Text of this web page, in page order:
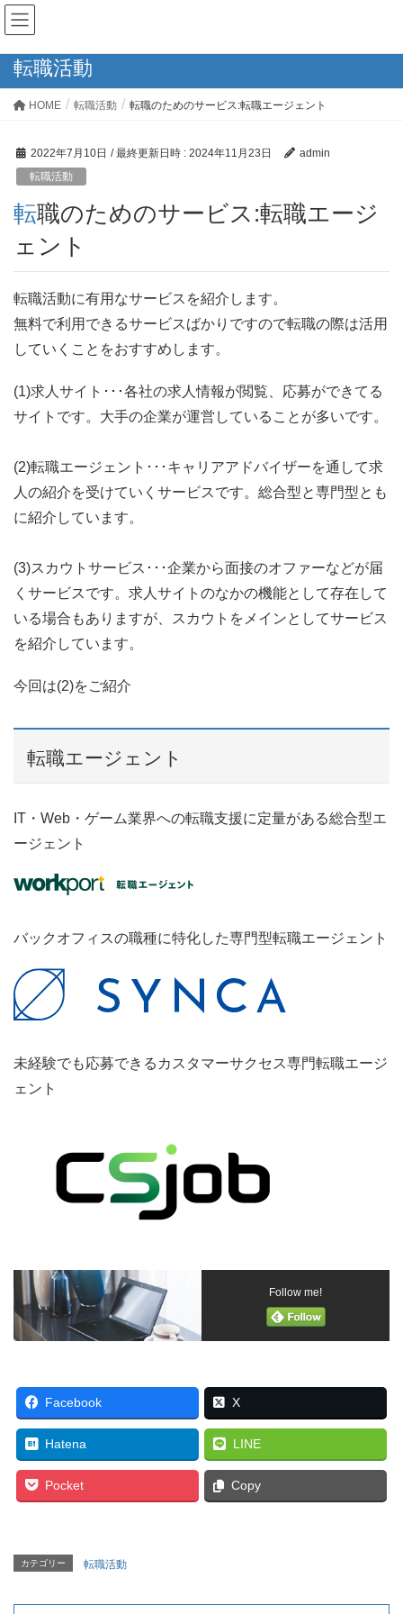
転職活動
HOME 転職活動 転職のためのサービス:転職エージェント
2022年7月10日 / 最終更新日時 : 2024年11月23日
admin
転職活動
転職のためのサービス:転職エージ
ェント
転職活動に有用なサービスを紹介します。
無料で利用できるサービスばかりですので転職の際は活用
していくことをおすすめします。
(1)求人サイト･･･各社の求人情報が閲覧、応募ができてる
サイトです。大手の企業が運営していることが多いです。
(2)転職エージェント･･･キャリアアドバイザーを通して求
人の紹介を受けていくサービスです。総合型と専門型とも
に紹介しています。
(3)スカウトサービス･･･企業から面接のオファーなどが届
くサービスです。求人サイトのなかの機能として存在して
いる場合もありますが、スカウトをメインとしてサービス
を紹介しています。
今回は(2)をご紹介
転職エージェント
IT・Web・ゲーム業界への転職支援に定量がある総合型エ
ージェント
バックオフィスの職種に特化した専門型転職エージェント
未経験でも応募できるカスタマーサクセス専門転職エージ
ェント
Follow me!
Facebook X
Hatena LINE
Pocket Copy
カテゴリー 転職活動